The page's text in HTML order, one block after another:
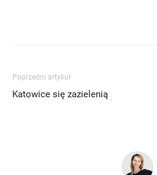
Poprzedni artykuł
Katowice się zazielenią